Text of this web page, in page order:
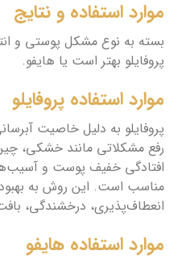
موارد استفاده و نتایج
بسته به نوع مشکل پوستی و
پروفایلو بهتر است یا هایفو.
موارد استفاده پروفایلو
پروفایلو به دلیل خاصیت
رفع مشکلاتی مانند خشکی،
افتادگی خفیف پوست و
مناسب است. این روش به
انعطاف‌پذیری، درخشندگی،
موارد استفاده هایفو